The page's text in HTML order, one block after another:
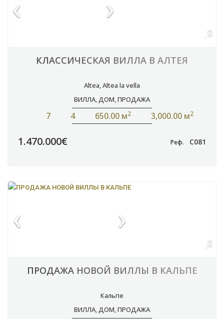
КЛАССИЧЕСКАЯ ВИЛЛА В АЛТЕЯ
Altea,Altea la vella
ВИЛЛА,ДОМ,ПРОДАЖА
7 4 650.00 м2 3,000.00 м2
1.470.000€ Реф. C081
ПРОДАЖА НОВОЙ ВИЛЛЫ В КАЛЬПЕ
Кальпе
ВИЛЛА,ДОМ,ПРОДАЖА